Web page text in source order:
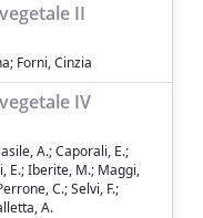
II
Forni, Cinzia
IV
A.; Caporali, E.;
E.; Iberite, M.; Maggi,
C.; Selvi, F.;
A.